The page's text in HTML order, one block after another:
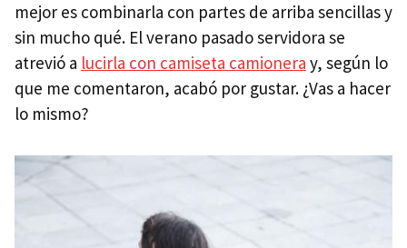
mejor es combinarla con partes de arriba sencillas y
sin mucho qué. El verano pasado servidora se
atrevió a lucirla con camiseta camionera y, según lo
que me comentaron, acabó por gustar. ¿Vas a hacer
lo mismo?